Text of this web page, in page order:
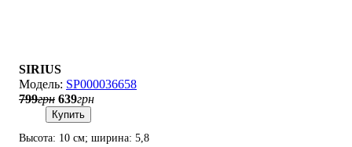
SIRIUS
SP000036658
799грн 639грн
Купить
Высота: 10 см; ширина: 5,8